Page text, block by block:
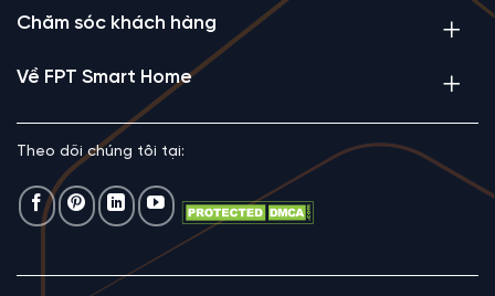
Chăm sóc khách hàng
Về FPT Smart Home
Theo dõi chúng tôi tại: